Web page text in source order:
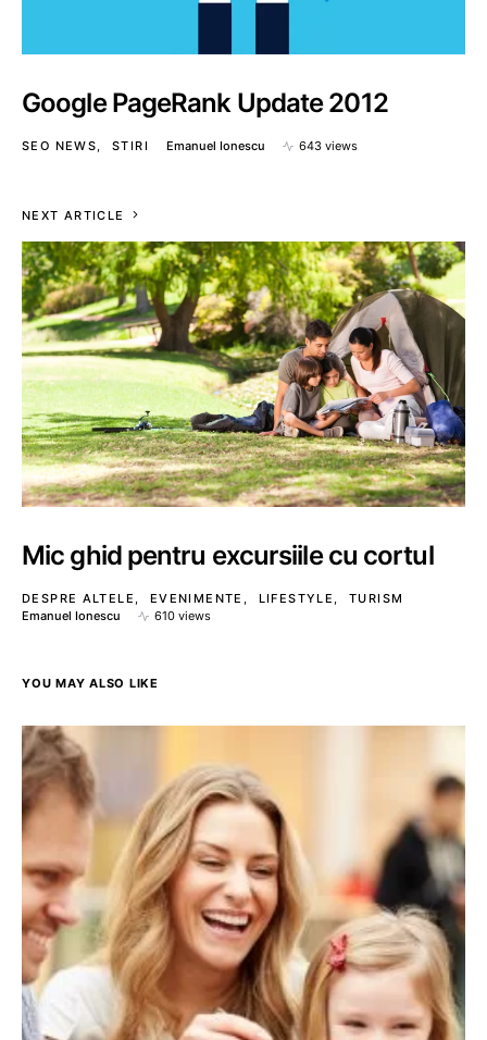
Google PageRank Update 2012
SEO NEWS STIRI Emanuel Ionescu 643 views
NEXT ARTICLE
Mic ghid pentru excursiile cu cortul
DESPRE ALTELE EVENIMENTE LIFESTYLE
TURISM
Emanuel Ionescu
610 views
YOU MAY ALSO LIKE